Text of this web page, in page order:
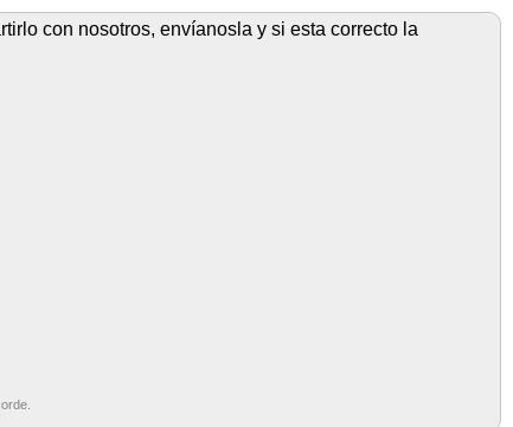
con nosotros, envíanosla y si esta correcto la